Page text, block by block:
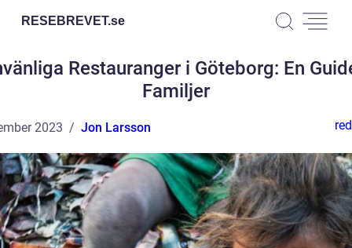
RESEBREVET.se
Restauranger i Göteborg: En
Familjer
2023 Jon Larsson